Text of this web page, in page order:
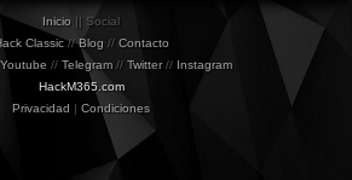
Inicio || Social
Classic//Blog // Contacto
Youtube // Telegram // Twitter// Instagram
HackM365.com
Privacidad | Condiciones